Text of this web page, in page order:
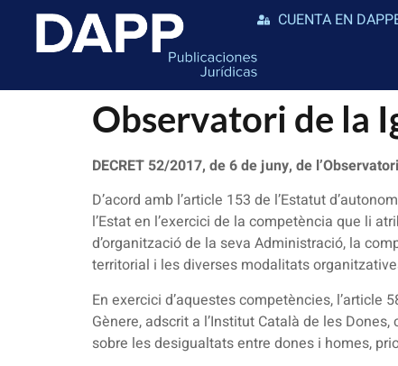
CUENTA EN
Observatori de la
DECRET 52/2017, de 6 de juny, de
D’acord amb l’article 153 de l’Estatut
l’Estat en l’exercici de la competència que li
d’organització de la seva Administració, la
territorial i les diverses modalitats
En exercici d’aquestes competències,
Gènere, adscrit a l’Institut Català de les
sobre les desigualtats entre dones i homes,